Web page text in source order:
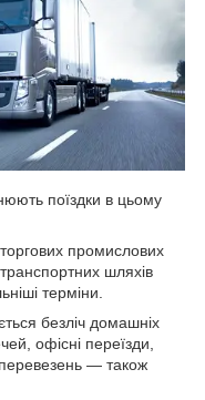
поїздки в цьому
промислових
шляхів
терміни.
безліч домашніх
офісні переїзди,
перевезень — також